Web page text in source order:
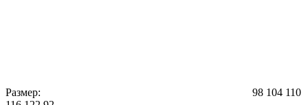
Размер: 98 104 110